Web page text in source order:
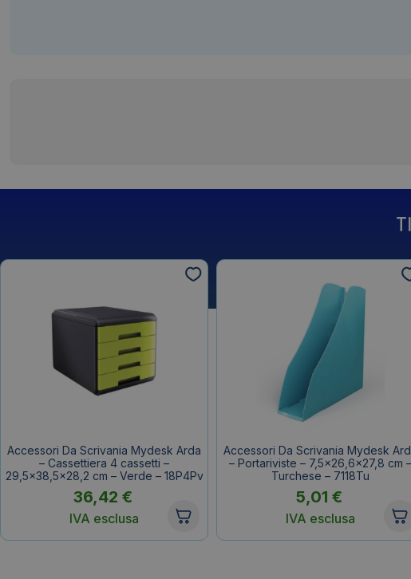
Accessori Da Scrivania Mydesk Arda
– Cassettiera 4 cassetti –
29,5×38,5×28,2 cm – Verde – 18P4Pv
36,42€
IVA esclusa
Accessori Da Scrivania Mydesk
– Portariviste – 7,5×26,6×27,8 cm –
Turchese – 7118Tu
5,01€
IVA esclusa